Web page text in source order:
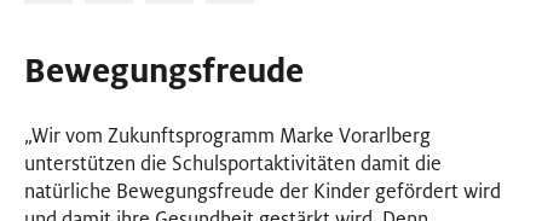
Bewegungsfreude
„Wir vom Zukunftsprogramm Marke Vorarlberg
unterstützen die Schulsportaktivitäten damit die
natürliche Bewegungsfreude der Kinder gefördert wird